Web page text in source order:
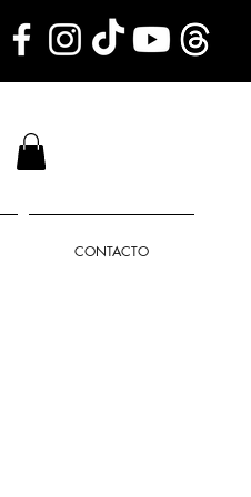
CONTACTO